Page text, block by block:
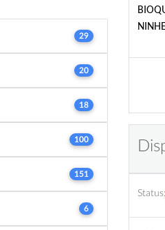
29
20
18
100
151
6
Status: